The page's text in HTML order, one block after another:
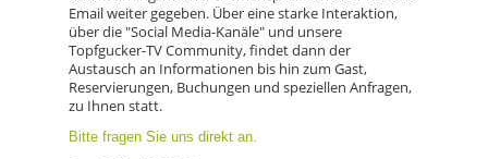
Email weiter gegeben. Über eine starke Interaktion,
über die "Social Media-Kanäle" und unsere
Topfgucker-TV Community, findet dann der
Austausch an Informationen bis hin zum Gast,
Reservierungen, Buchungen und speziellen Anfragen,
zu Ihnen statt.
Bitte fragen Sie uns direkt an.